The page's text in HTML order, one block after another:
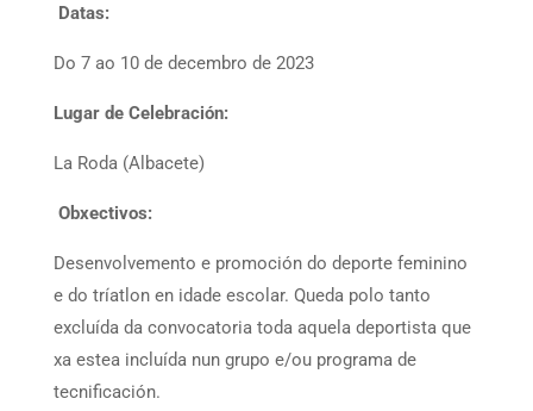
Datas:
Do 7 ao 10 de decembro de 2023
Lugar de Celebración:
La Roda (Albacete)
Obxectivos:
Desenvolvemento e promoción do deporte feminino
e do tríatlon en idade escolar. Queda polo tanto
excluída da convocatoria toda aquela deportista que
xa estea incluída nun grupo e/ou programa de
tecnificación.